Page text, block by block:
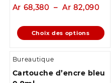
Ar 68,380 – Ar 82,090
prix
Ar
Choix des options
Ce
produit
plusieurs
variations.
Bureautique
Cartouche d’encre bleu